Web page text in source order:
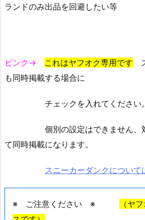
ランドのみ出品を回避したい等
ピンク→ これはヤフオク専用です
も同時掲載する場合に
チェックを入れてください。
個別の設定はできません、対
て同時掲載になります。
スニーカーダンクについて
※ ご注意ください ※
（ヤ